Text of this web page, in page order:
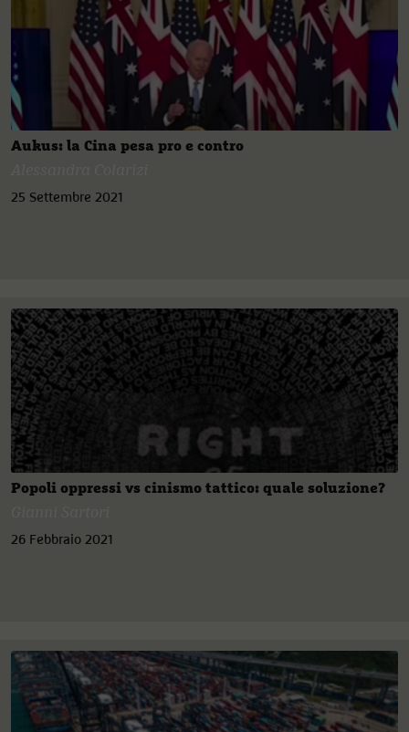
Aukus: la Cina pesa pro e contro
25 Settembre 2021
Popoli oppressi vs cinismo tattico: quale soluzione?
26 Febbraio 2021